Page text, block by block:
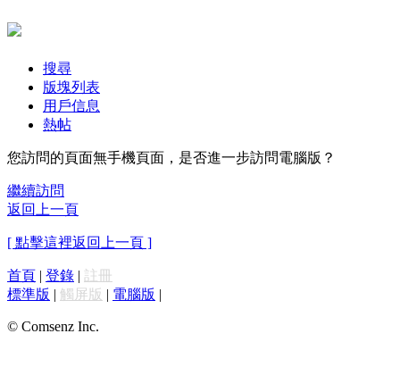
搜尋
版塊列表
用戶信息
熱帖
您訪問的頁面無手機頁面，是否進一步訪問電腦版？
繼續訪問
返回上一頁
[ 點擊這裡返回上一頁 ]
首頁 | 登錄 | 註冊
標準版 | 觸屏版 | 電腦版 |
© Comsenz Inc.